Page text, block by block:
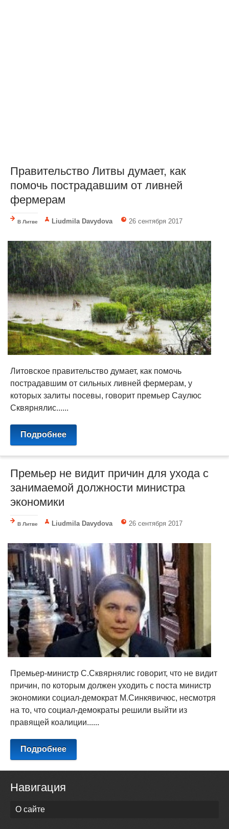
Правительство Литвы думает, как
помочь пострадавшим от ливней
фермерам
В Литве Liudmila Davydova 26 сентября 2017
Литовское правительство думает, как помочь
пострадавшим от сильных ливней фермерам, у
которых залиты посевы, говорит премьер Саулюс
Сквярнялис......
Подробнее
Премьер не видит причин для ухода с
занимаемой должности министра
экономики
В Литве Liudmila Davydova 26 сентября 2017
Премьер-министр С.Сквярнялис говорит, что не видит
причин, по которым должен уходить с поста министр
экономики социал-демократ М.Синкявичюс, несмотря
на то, что социал-демократы решили выйти из
правящей коалиции......
Подробнее
Навигация
О сайте